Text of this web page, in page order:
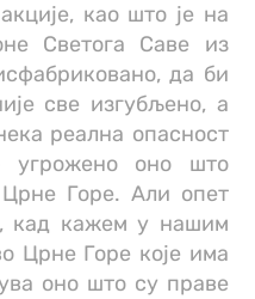
као што је на
Светога Саве из
да би
све изгубљено, а
реална опасност
оно што
Горе. Али опет
кад кажем у нашим
Црне Горе које има
оно што су праве